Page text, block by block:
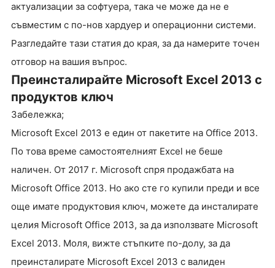
актуализации за софтуера, така че може да не е
съвместим с по-нов хардуер и операционни системи.
Разгледайте тази статия до края, за да намерите точен
отговор на вашия въпрос.
Преинсталирайте Microsoft Excel 2013 с
продуктов ключ
Забележка;
Microsoft Excel 2013 е един от пакетите на Office 2013.
По това време самостоятелният Excel не беше
наличен. От 2017 г. Microsoft спря продажбата на
Microsoft Office 2013. Но ако сте го купили преди и все
още имате продуктовия ключ, можете да инсталирате
целия Microsoft Office 2013, за да използвате Microsoft
Excel 2013. Моля, вижте стъпките по-долу, за да
преинсталирате Microsoft Excel 2013 с валиден